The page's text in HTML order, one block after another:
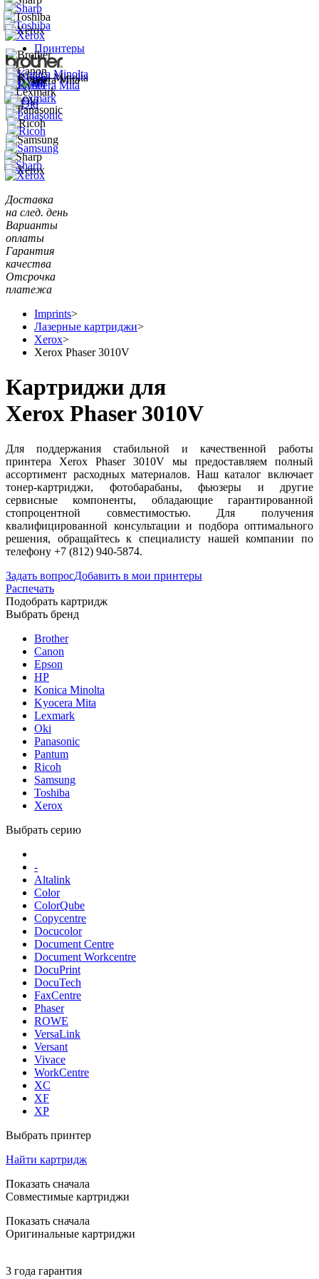
Принтеры
Доставка
на след. день
Варианты
оплаты
Гарантия
качества
Отсрочка
платежа
Imprints>
Лазерные картриджи>
Xerox>
Xerox Phaser 3010V
Картриджи для
Xerox Phaser 3010V
Для поддержания стабильной и качественной работы
принтера Xerox Phaser 3010V мы предоставляем полный
ассортимент расходных материалов. Наш каталог включает
тонер-картриджи, фотобарабаны, фьюзеры и другие
сервисные компоненты, обладающие гарантированной
стопроцентной совместимостью. Для получения
квалифицированной консультации и подбора оптимального
решения, обращайтесь к специалисту нашей компании по
телефону +7 (812) 940-5874.
Задать вопросДобавить в мои принтеры
Распечать
Подобрать картридж
Выбрать бренд
Brother
Canon
Epson
HP
Konica Minolta
Kyocera Mita
Lexmark
Oki
Panasonic
Pantum
Ricoh
Samsung
Toshiba
Xerox
Выбрать серию
-
Altalink
Color
ColorQube
Copycentre
Docucolor
Document Centre
Document Workcentre
DocuPrint
DocuTech
FaxCentre
Phaser
ROWE
VersaLink
Versant
Vivace
WorkCentre
XC
XF
XP
Выбрать принтер
Найти картридж
Показать сначала
Совместимые картриджи
Показать сначала
Оригинальные картриджи
3 года гарантия